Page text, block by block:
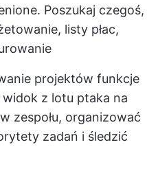
Poszukaj czegoś,
listy płac,
projektów funkcje
z lotu ptaka na
zespołu, organizować
zadań i śledzić